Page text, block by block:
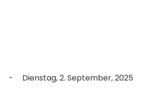
- Dienstag, 2. September, 2025